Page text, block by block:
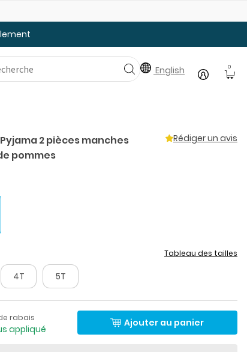
English 0
2 pièces manches
pommes
Rédiger un avis
Tableau des tailles
4T 5T
de rabais
rabais
suggéré par le fabricant
appliqué
Ajouter au panier